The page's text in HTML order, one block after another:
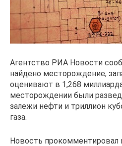
Агентство РИА Новости
найдено месторождение,
оценивают в 1,268
месторождении были
залежи нефти и триллион
газа.
Новость